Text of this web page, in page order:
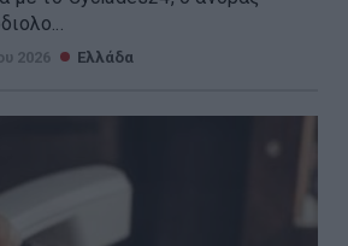
2026 Ελλάδα